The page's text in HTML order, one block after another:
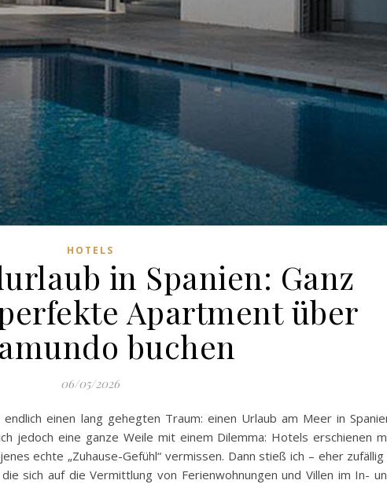
HOTELS
in Spanien: Ganz
Apartment über
buchen
06/05/2026
einen lang gehegten Traum: einen Urlaub am Meer in
jedoch eine ganze Weile mit einem Dilemma: Hotels erschienen
echte „Zuhause-Gefühl“ vermissen. Dann stieß ich – eher zufällig
sich auf die Vermittlung von Ferienwohnungen und Villen im In-